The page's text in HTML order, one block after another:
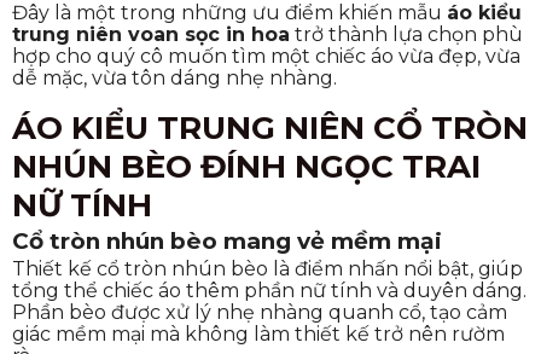
Đây là một trong những ưu điểm khiến mẫu áo kiểu
trung niên voan sọc in hoa trở thành lựa chọn phù
hợp cho quý cô muốn tìm một chiếc áo vừa đẹp, vừa
dễ mặc, vừa tôn dáng nhẹ nhàng.
ÁO KIỂU TRUNG NIÊN CỔ TRÒN
NHÚN BÈO ĐÍNH NGỌC TRAI
NỮ TÍNH
Cổ tròn nhún bèo mang vẻ mềm mại
Thiết kế cổ tròn nhún bèo là điểm nhấn nổi bật, giúp
tổng thể chiếc áo thêm phần nữ tính và duyên dáng.
Phần bèo được xử lý nhẹ nhàng quanh cổ, tạo cảm
giác mềm mại mà không làm thiết kế trở nên rườm